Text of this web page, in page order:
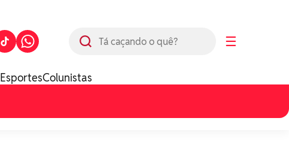
☰
EsportesColunistas